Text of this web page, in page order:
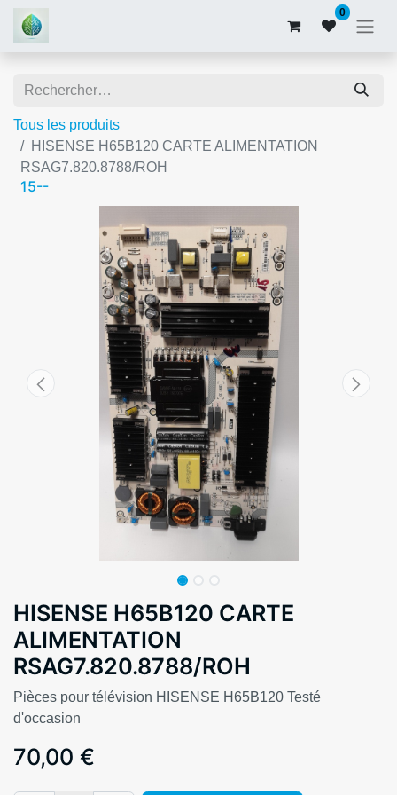
0
Tous les produits
HISENSE H65B120 CARTE ALIMENTATION
RSAG7.820.8788/ROH
15--
HISENSE H65B120 CARTE
ALIMENTATION
RSAG7.820.8788/ROH
Pièces pour télévision HISENSE H65B120 Testé
d'occasion
70,00 €